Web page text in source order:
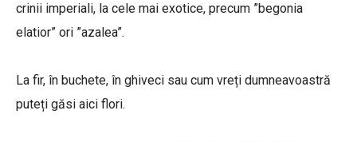
crinii imperiali, la cele mai exotice, precum ”begonia
elatior” ori ”azalea”.
La fir, în buchete, în ghiveci sau cum vreți dumneavoastră
puteți găsi aici flori.